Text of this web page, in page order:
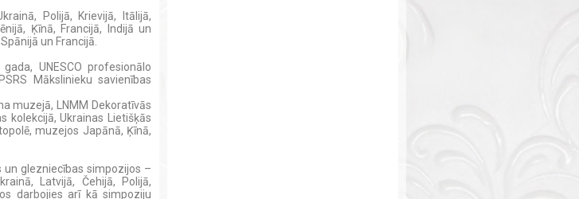
Polijā, Krievijā, Itālijā,
Ķīnā, Francijā, Indijā un
un Francijā.
UNESCO profesionālo
Mākslinieku savienības
muzejā, LNMM Dekoratīvās
kolekcijā, Ukrainas Lietišķās
muzejos Japānā, Ķīnā,
glezniecības simpozijos –
Latvijā, Čehijā, Polijā,
darbojies arī kā simpoziju